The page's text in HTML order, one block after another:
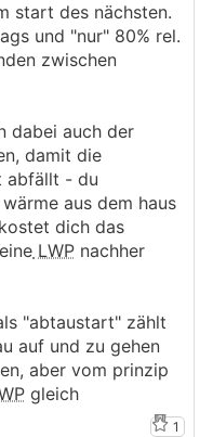
start des nächsten.
und "nur" 80% rel.
zwischen
dabei auch der
damit die
abfällt - du
aus dem haus
dich das
LWP nachher
"abtaustart" zählt
auf und zu gehen
aber vom prinzip
gleich
1